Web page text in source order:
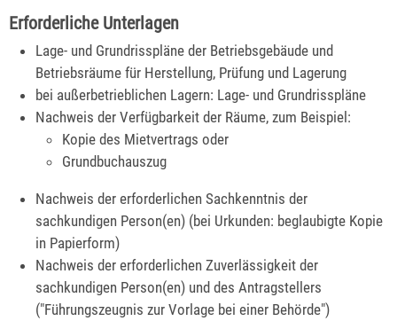
Erforderliche Unterlagen
Lage- und Grundrisspläne der Betriebsgebäude und
Betriebsräume für Herstellung, Prüfung und Lagerung
bei außerbetrieblichen Lagern: Lage- und Grundrisspläne
Nachweis der Verfügbarkeit der Räume, zum Beispiel:
Kopie des Mietvertrags oder
Grundbuchauszug
Nachweis der erforderlichen Sachkenntnis der
sachkundigen Person(en) (bei Urkunden: beglaubigte Kopie
in Papierform)
Nachweis der erforderlichen Zuverlässigkeit der
sachkundigen Person(en) und des Antragstellers
("Führungszeugnis zur Vorlage bei einer Behörde")